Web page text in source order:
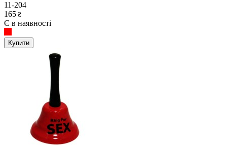
11-204
165 ₴
Є в наявності
Купити